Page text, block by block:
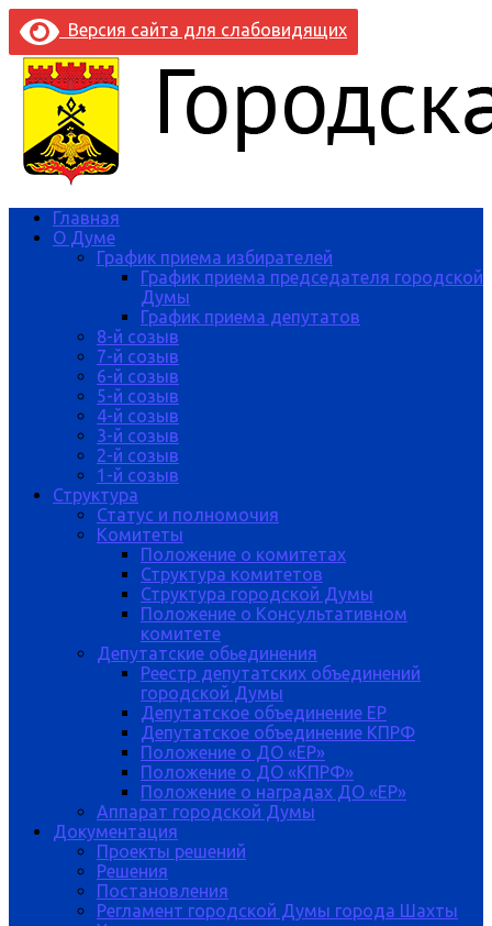
Версия сайта для слабовидящих
Главная
О Думе
График приема избирателей
График приема председателя городской
Думы
График приема депутатов
8-й созыв
7-й созыв
6-й созыв
5-й созыв
4-й созыв
3-й созыв
2-й созыв
1-й созыв
Структура
Статус и полномочия
Комитеты
Положение о комитетах
Структура комитетов
Структура городской Думы
Положение о Консультативном
комитете
Депутатские обьединения
Реестр депутатских объединений
городской Думы
Депутатское объединение ЕР
Депутатское объединение КПРФ
Положение о ДО «ЕР»
Положение о ДО «КПРФ»
Положение о наградах ДО «ЕР»
Аппарат городской Думы
Документация
Проекты решений
Решения
Постановления
Регламент городской Думы города Шахты